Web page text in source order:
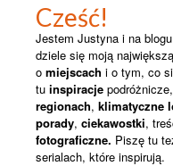
Cześć!
Jestem Justyna i na
dziele się moją
o miejscach i o tym, co
tu inspiracje podróżnicze,
regionach, klimatyczne
porady, ciekawostki,
fotograficzne. Piszę tu
serialach, które inspirują.